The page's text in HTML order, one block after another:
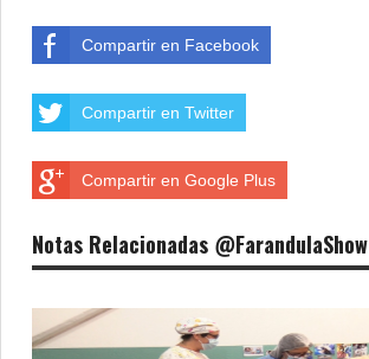
Compartir en Facebook
Compartir en Twitter
Compartir en Google Plus
Notas Relacionadas @FarandulaShow